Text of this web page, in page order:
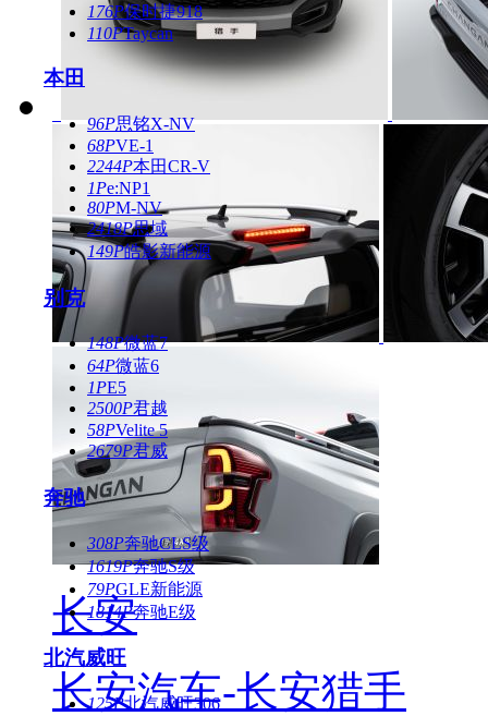
176P保时捷918
110PTaycan
本田
96P思铭X-NV
68PVE-1
2244P本田CR-V
1Pe:NP1
80PM-NV
2418P思域
149P皓影新能源
别克
148P微蓝7
64P微蓝6
1PE5
2500P君越
58PVelite 5
2679P君威
奔驰
308P奔驰CLS级
1619P奔驰S级
79PGLE新能源
1814P奔驰E级
北汽威旺
125P北汽威旺306
长安
长安汽车-长安猎手